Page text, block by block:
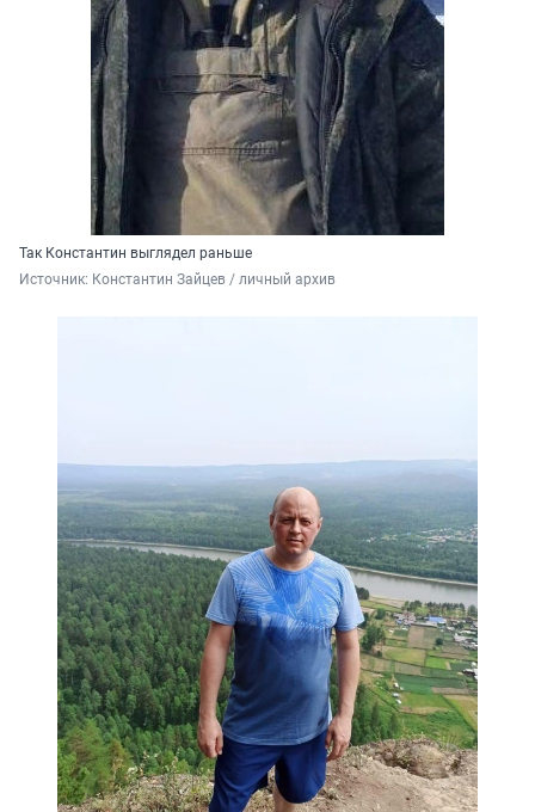
Так Константин выглядел раньше
Источник: Константин Зайцев / личный архив